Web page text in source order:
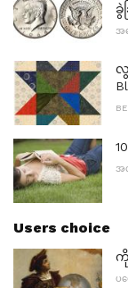
ခွဲ
အ
လွ
အ
Users choice
ပ